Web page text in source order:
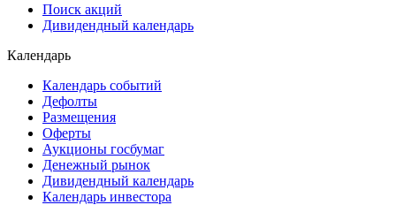
Поиск акций
Дивидендный календарь
Календарь
Календарь событий
Дефолты
Размещения
Оферты
Аукционы госбумаг
Денежный рынок
Дивидендный календарь
Календарь инвестора